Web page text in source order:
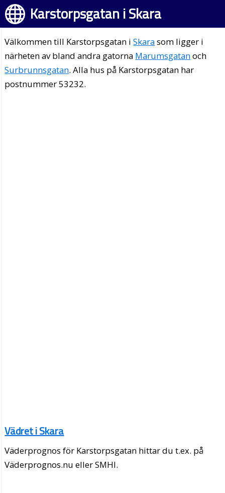
Karstorpsgatan i Skara
Välkommen till Karstorpsgatan iSkarasom ligger i
närheten av bland andra gatorna Marumsgatanoch
Surbrunnsgatan. Alla hus på Karstorpsgatan har
postnummer 53232.
Vädret i Skara
Väderprognos för Karstorpsgatan hittar du t.ex. på
Väderprognos.nu eller SMHI.